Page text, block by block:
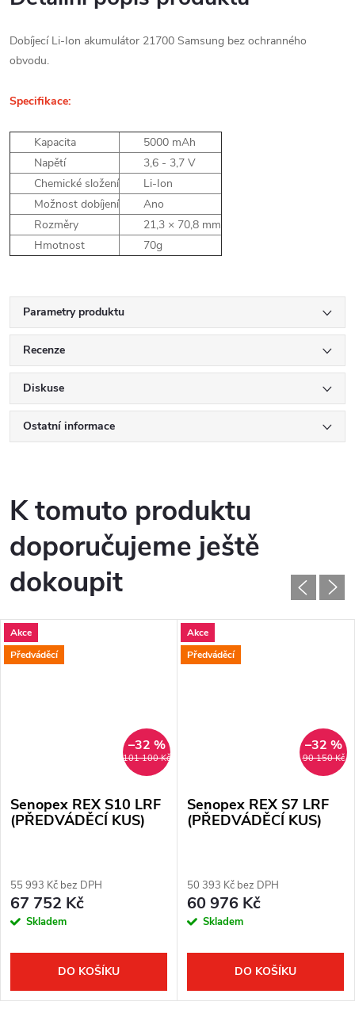
Dobíjecí Li-Ion akumulátor 21700 Samsung bez ochranného
obvodu.
Specifikace:
Kapacita
5000 mAh
Napětí
3,6 - 3,7 V
Chemické složení
Li-Ion
Možnost dobíjení
Ano
Rozměry
21,3 × 70,8 mm
Hmotnost
70g
Parametry produktu
Recenze
Diskuse
Ostatní informace
K tomuto produktu
doporučujeme ještě
dokoupit
Akce
Předváděcí
101 100 Kč
–32 %
Senopex REX S10 LRF
(PŘEDVÁDĚCÍ KUS)
55 993 Kč bez DPH
67 752 Kč
Skladem
DO KOŠÍKU
Akce
Předváděcí
90 150 Kč
–32 %
Senopex REX S7 LRF
(PŘEDVÁDĚCÍ KUS)
50 393 Kč bez DPH
60 976 Kč
Skladem
DO KOŠÍKU